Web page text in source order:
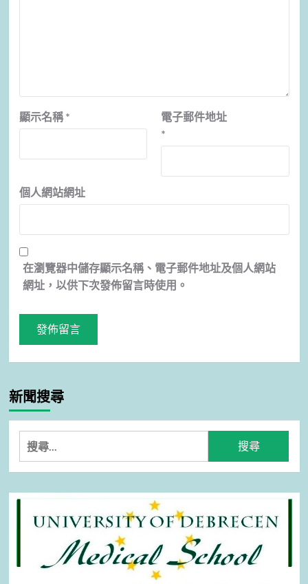
顯示名稱 *
電子郵件地址
*
個人網站網址
在瀏覽器中儲存顯示名稱、電子郵件地址及個人網站
網址，以供下次發佈留言時使用。
新聞搜尋
搜
尋
關
鍵